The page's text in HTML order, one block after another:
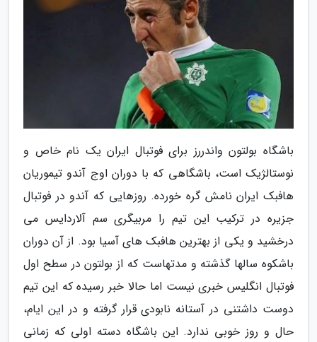
باشگاه بولتون واندررز برای فوتبال ایران یک نام خاص و
نوستالژیک است، باشگاهی که با دوران اوج آندو تیموریان
هافبک ایران نامش گره خورده. روزهایی که آندو در فوتبال
جزیره در ترکیب این تیم را مربیگری سم آلاردایس می
درخشید و یکی از بهترین هافبک های آسیا بود. از آن دوران
باشکوه سالها گذشته و مدتهاست که از بولتون در سطح اول
فوتبال انگلیس خبری نیست اما حالا خبر رسیده که این تیم
دوست داشتنی در آستانه نابودی قرار گرفته و در این ایام،
حال و روز خوبی ندارد. این باشگاه دسته اولی که زمانی